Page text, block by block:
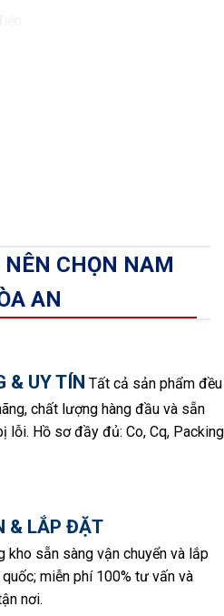
CHỌN NAM
AN
& UY TÍN Tất cả sản phẩm đều
chất lượng hàng đầu và sẵn
lỗi. Hồ sơ đầy đủ: Co, Cq, Packing
& LẮP ĐẶT
kho sẵn sàng vận chuyển và lắp
miễn phí 100% tư vấn và
nơi.